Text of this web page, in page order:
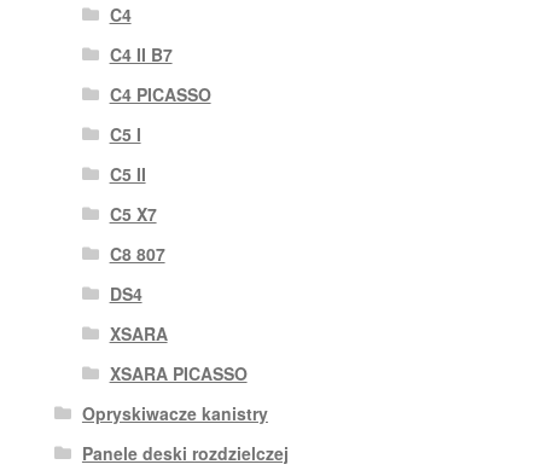
C4
C4 II B7
C4 PICASSO
C5 I
C5 II
C5 X7
C8 807
DS4
XSARA
XSARA PICASSO
Opryskiwacze kanistry
Panele deski rozdzielczej